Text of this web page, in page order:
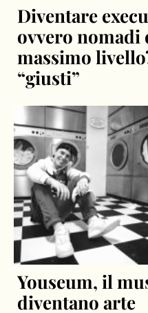
Diventare
ovvero nomadi
massimo
“giusti”
Youseum, il
diventano arte